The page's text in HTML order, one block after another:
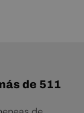
de 511